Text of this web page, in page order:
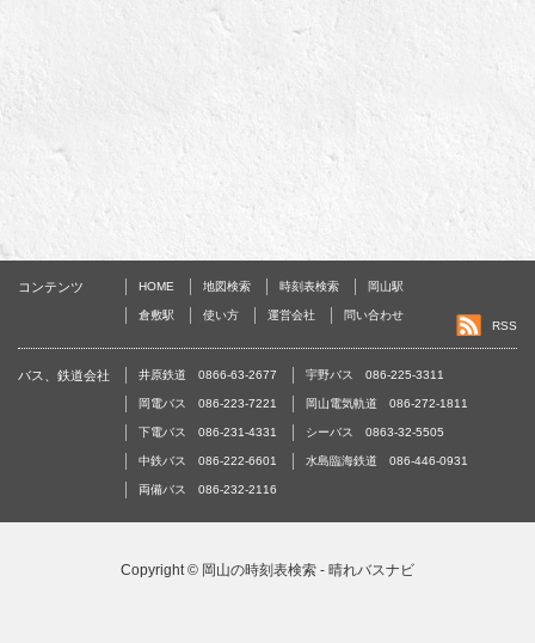
コンテンツ HOME 地図検索 時刻表検索 岡山駅
倉敷駅 使い方 運営会社
問い合わせ
RSS
バス、鉄道会社 井原鉄道 0866-63-2677 宇野バス 086-225-3311
岡電バス 086-223-7221 岡山電気軌道 086-272-1811
下電バス 086-231-4331 シーバス 0863-32-5505
中鉄バス 086-222-6601 水島臨海鉄道 086-446-0931
両備バス 086-232-2116
Copyright © 岡山の時刻表検索 - 晴れバスナビ